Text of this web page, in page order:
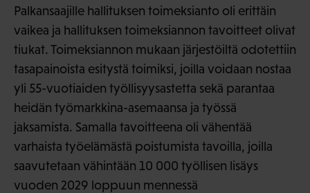
Palkansaajille hallituksen toimeksianto oli erittäin
vaikea ja hallituksen toimeksiannon tavoitteet olivat
tiukat. Toimeksiannon mukaan järjestöiltä odotettiin
tasapainoista esitystä toimiksi, joilla voidaan nostaa
yli 55-vuotiaiden työllisyysastetta sekä parantaa
heidän työmarkkina-asemaansa ja työssä
jaksamista. Samalla tavoitteena oli vähentää
varhaista työelämästä poistumista tavoilla, joilla
saavutetaan vähintään 10 000 työllisen lisäys
vuoden 2029 loppuun mennessä